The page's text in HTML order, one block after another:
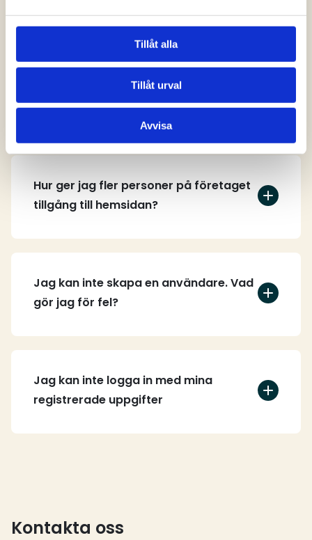
Tillåt alla
Tillåt urval
Avvisa
hemsidan?
Hur skapar jag ett användarkonto?
Hur ger jag fler personer på företaget
tillgång till hemsidan?
Jag kan inte skapa en användare. Vad
gör jag för fel?
Jag kan inte logga in med mina
registrerade uppgifter
Kontakta oss